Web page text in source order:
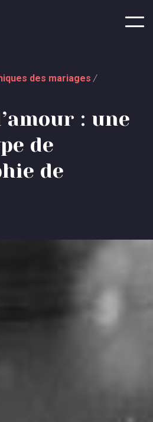
iques des mariages /
’amour : une
pe de
hie de